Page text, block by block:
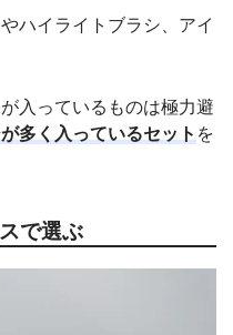
ハイライトブラシ、アイ
入っているものは極力避
多く入っているセット を
で選ぶ